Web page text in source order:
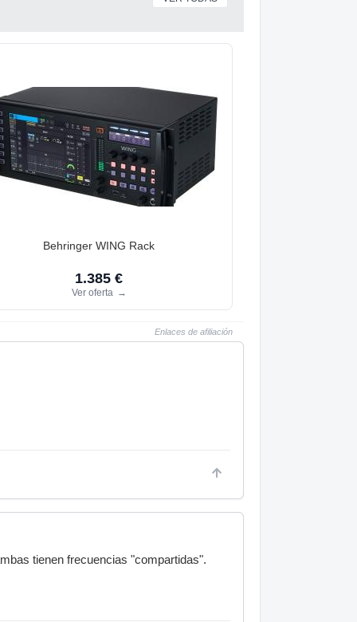
Behringer WING Rack
1.385 €
Ver oferta →
Enlaces de afiliación
tienen frecuencias "compartidas".